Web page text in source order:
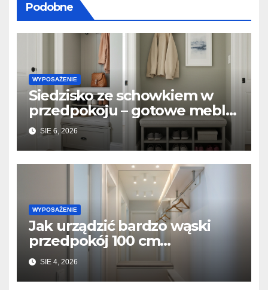
Podobne
WYPOSAŻENIE
Siedzisko ze schowkiem w
przedpokoju – gotowe meble
vs. zabudowa stolarska na
wymiar
SIE 6, 2026
WYPOSAŻENIE
Jak urządzić bardzo wąski
przedpokój 100 cm
szerokości? Triki z lustrami i
płytkimi meblami
SIE 4, 2026